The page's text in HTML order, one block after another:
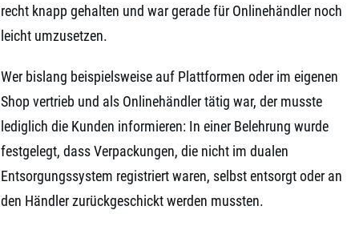
recht knapp gehalten und war gerade für Onlinehändler noch
leicht umzusetzen.
Wer bislang beispielsweise auf Plattformen oder im eigenen
Shop vertrieb und als Onlinehändler tätig war, der musste
lediglich die Kunden informieren: In einer Belehrung wurde
festgelegt, dass Verpackungen, die nicht im dualen
Entsorgungssystem registriert waren, selbst entsorgt oder an
den Händler zurückgeschickt werden mussten.